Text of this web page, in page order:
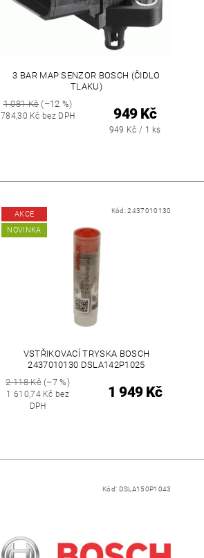
3 BAR MAP SENZOR BOSCH (ČIDLO
TLAKU)
1 081 Kč(–12 %)
784,30 Kč bez DPH 949 Kč
949 Kč / 1 ks
AKCE
NOVINKA
Kód:2437010130
VSTŘIKOVACÍ TRYSKA BOSCH
2437010130 DSLA142P1025
2 118 Kč(–7 %)
1 610,74 Kč bez
DPH
1 949 Kč
Kód: DSLA150P1043